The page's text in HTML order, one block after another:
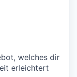
welches dir
erleichtert